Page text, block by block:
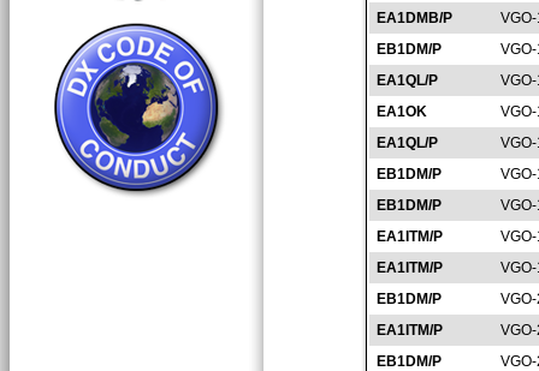
EA1DMB/P
EB1DM/P
EA1QL/P
EA1OK
EA1QL/P
EB1DM/P
EB1DM/P
EA1ITM/P
EA1ITM/P
EB1DM/P
EA1ITM/P
EB1DM/P